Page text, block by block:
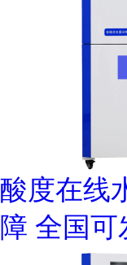
酸度在线
障 全国可